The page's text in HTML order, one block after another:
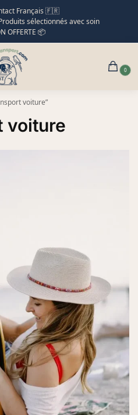
Français 🇫🇷
sélectionnés avec soin
OFFERTE 📦
0
voiture”
voiture